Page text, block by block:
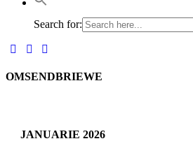
Search for:
OMSENDBRIEWE
JANUARIE 2026